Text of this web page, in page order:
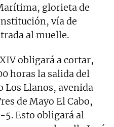
glorieta de
vía de
al muelle.
obligará a cortar,
horas la salida del
Los Llanos, avenida
de Mayo El Cabo,
5. Esto obligará al